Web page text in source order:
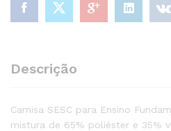
Descrição
Camisa SESC para Ensino
mistura de 65% poliéster e 35%